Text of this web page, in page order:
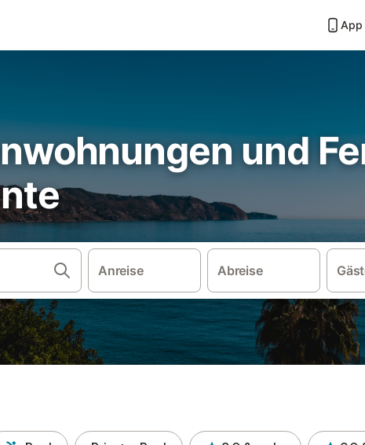
App
und
Anreise Abreise